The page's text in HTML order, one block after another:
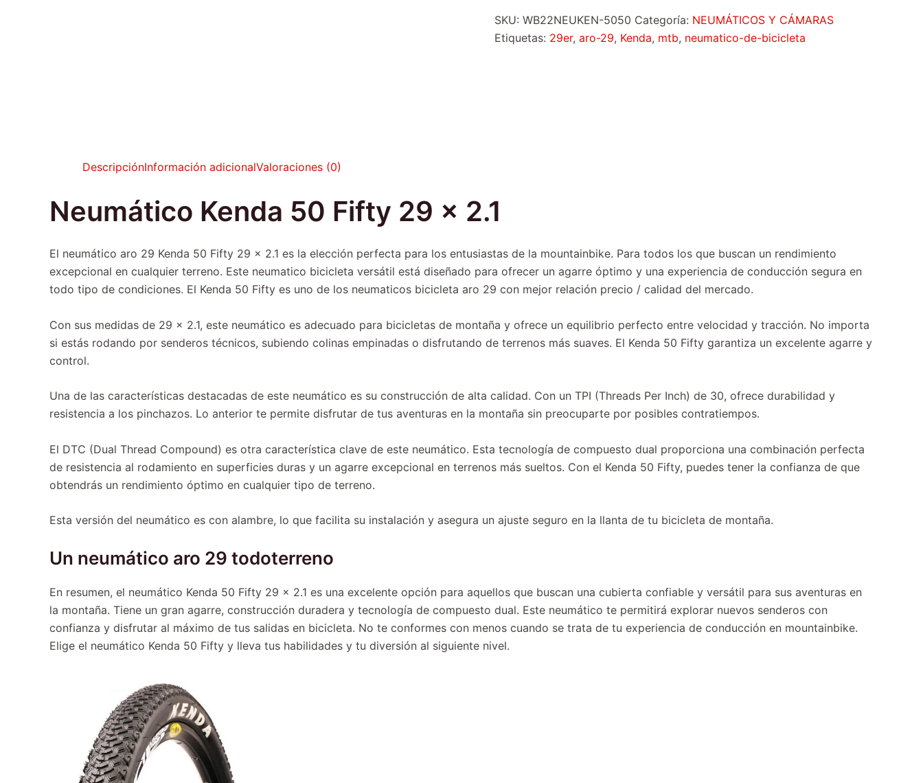
SKU: WB22NEUKEN-5050 Categoría: NEUMÁTICOS Y CÁMARAS
Etiquetas: 29er, aro-29, Kenda, mtb, neumatico-de-bicicleta
DescripciónInformación adicionalValoraciones (0)
Neumático Kenda 50 Fifty 29 x 2.1
El neumático aro 29 Kenda 50 Fifty 29 x 2.1 es la elección perfecta para los entusiastas de la mountainbike. Para todos los que buscan un rendimiento
excepcional en cualquier terreno. Este neumatico bicicleta versátil está diseñado para ofrecer un agarre óptimo y una experiencia de conducción segura en
todo tipo de condiciones. El Kenda 50 Fifty es uno de los neumaticos bicicleta aro 29 con mejor relación precio / calidad del mercado.
Con sus medidas de 29 x 2.1, este neumático es adecuado para bicicletas de montaña y ofrece un equilibrio perfecto entre velocidad y tracción. No importa
si estás rodando por senderos técnicos, subiendo colinas empinadas o disfrutando de terrenos más suaves. El Kenda 50 Fifty garantiza un excelente agarre y
control.
Una de las características destacadas de este neumático es su construcción de alta calidad. Con un TPI (Threads Per Inch) de 30, ofrece durabilidad y
resistencia a los pinchazos. Lo anterior te permite disfrutar de tus aventuras en la montaña sin preocuparte por posibles contratiempos.
El DTC (Dual Thread Compound) es otra característica clave de este neumático. Esta tecnología de compuesto dual proporciona una combinación perfecta
de resistencia al rodamiento en superficies duras y un agarre excepcional en terrenos más sueltos. Con el Kenda 50 Fifty, puedes tener la confianza de que
obtendrás un rendimiento óptimo en cualquier tipo de terreno.
Esta versión del neumático es con alambre, lo que facilita su instalación y asegura un ajuste seguro en la llanta de tu bicicleta de montaña.
Un neumático aro 29 todoterreno
En resumen, el neumático Kenda 50 Fifty 29 x 2.1 es una excelente opción para aquellos que buscan una cubierta confiable y versátil para sus aventuras en
la montaña. Tiene un gran agarre, construcción duradera y tecnología de compuesto dual. Este neumático te permitirá explorar nuevos senderos con
confianza y disfrutar al máximo de tus salidas en bicicleta. No te conformes con menos cuando se trata de tu experiencia de conducción en mountainbike.
Elige el neumático Kenda 50 Fifty y lleva tus habilidades y tu diversión al siguiente nivel.